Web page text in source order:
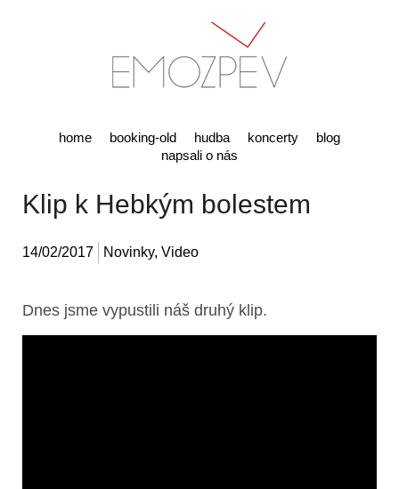
home booking-old hudba koncerty
blog
napsali o nás
Klip k Hebkým bolestem
14/02/2017 Novinky, Video
Dnes jsme vypustili náš druhý klip.